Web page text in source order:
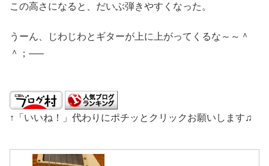
この高さになると、だいぶ弾きやすくなった。
うーん、じわじわとギターが上に上がってくるな～～＾
＾；—–
↑「いいね！」代わりにポチッとクリックお願いします♫